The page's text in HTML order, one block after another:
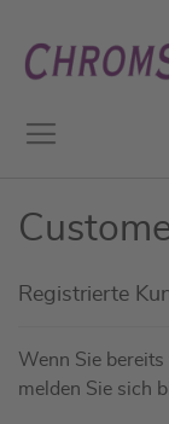
Inhalt
springen
Registrierte
Wenn Sie
melden Sie sich